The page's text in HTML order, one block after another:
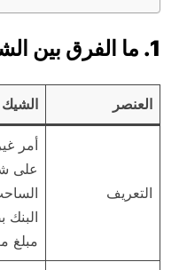
1. ما الفرق بين الشيك والكمبيالة؟
العنصر الشيك
التعريف
أمر
على
مبلغ